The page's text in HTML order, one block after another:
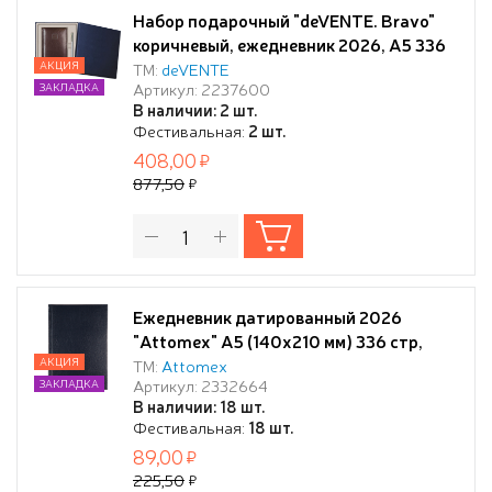
Набор подарочный "deVENTE. Bravo"
коричневый, ежедневник 2026, A5 336
стр, белая бумага 70 г/м² с золотым
срезом, печать в 2 краски, твердая
обложка из искусственной кожи с
поролоном, отстрочка, термо тиснение,
перфорация, закругленные уголки, 2
лясс
ТМ: deVENTE
Артикул: 2237600
В наличии: 2 шт.
Фестивальная: 2 шт.
АКЦИЯ
ЗАКЛАДКА
408,00
877,50
Ежедневник датированный 2026
"Attomex" A5 (140x210 мм) 336 стр,
офсет 60 г/м², твердая обложка из
бумвинила, тиснение фольгой, темно-
синий
ТМ: Attomex
Артикул: 2332664
В наличии: 18 шт.
Фестивальная: 18 шт.
АКЦИЯ
ЗАКЛАДКА
89,00
225,50